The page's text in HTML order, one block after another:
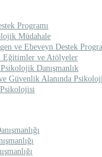
Programı
Müdahale
ve Ebeveyn Destek
Eğitimler ve Atölyeler
Danışmanlık
Güvenlik Alanında Psikoloji
Psikolojisi